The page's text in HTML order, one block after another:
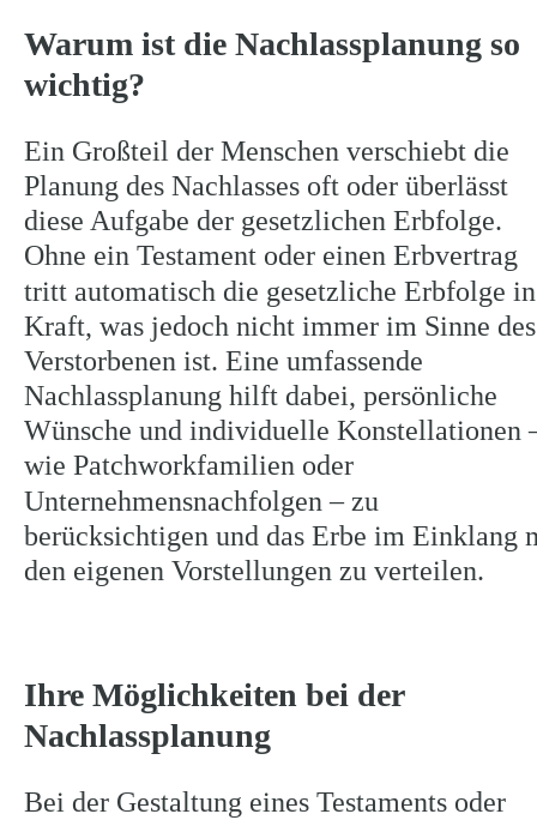
Warum ist die Nachlassplanung so
wichtig?
Ein Großteil der Menschen verschiebt die
Planung des Nachlasses oft oder überlässt
diese Aufgabe der gesetzlichen Erbfolge.
Ohne ein Testament oder einen Erbvertrag
tritt automatisch die gesetzliche Erbfolge
Kraft, was jedoch nicht immer im Sinne
Verstorbenen ist. Eine umfassende
Nachlassplanung hilft dabei, persönliche
Wünsche und individuelle Konstellationen
wie Patchworkfamilien oder
Unternehmensnachfolgen – zu
berücksichtigen und das Erbe im Einklang
den eigenen Vorstellungen zu verteilen.
Ihre Möglichkeiten bei der
Nachlassplanung
Bei der Gestaltung eines Testaments oder